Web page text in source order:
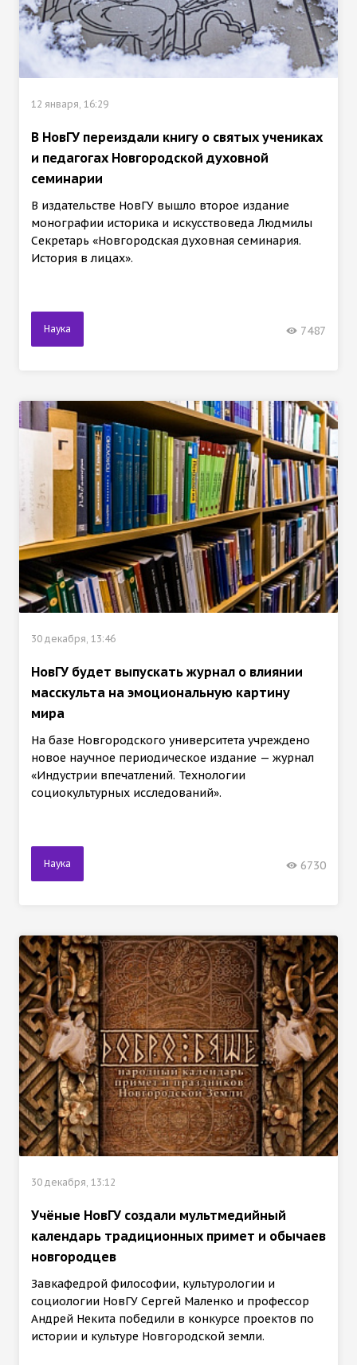
12 января, 16:29
В НовГУ переиздали книгу о святых учениках
и педагогах Новгородской духовной
семинарии
В издательстве НовГУ вышло второе издание
монографии историка и искусствоведа Людмилы
Секретарь «Новгородская духовная семинария.
История в лицах».
Наука 7487
30 декабря, 13:46
НовГУ будет выпускать журнал о влиянии
масскульта на эмоциональную картину
мира
На базе Новгородского университета учреждено
новое научное периодическое издание — журнал
«Индустрии впечатлений. Технологии
социокультурных исследований».
Наука 6730
30 декабря, 13:12
Учёные НовГУ создали мультмедийный
календарь традиционных примет и обычаев
новгородцев
Завкафедрой философии, культурологии и
социологии НовГУ Сергей Маленко и профессор
Андрей Некита победили в конкурсе проектов по
истории и культуре Новгородской земли.